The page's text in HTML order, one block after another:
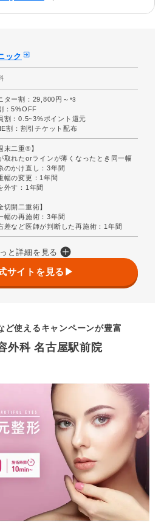
や汗・胸痛、目がゴロゴロする、施術
の麻痺・鈍さ、しびれ、傷痕のもり上
・色素沈着、希望と異なると感じる、
左右差があると感じるなどを生じるこ
す。
ダイヤル：0120-489-100
容クリニック 豊橋院
ック
ター割：29,800円～ *3
：5%OFF
割：0.5~3%ポイント還元
割：割引チケット配布
末二重®】
取れたorラインが薄くなったとき同一幅
のかけ直し：3年間
幅の変更：1年間
外す：1年間
切開二重術】
幅の再施術：3年間
差など医師が判断した再施術：1年間
と詳細を見る
サイトを見る▶
ど使えるキャンペーンが豊富
外科 名古屋駅前院